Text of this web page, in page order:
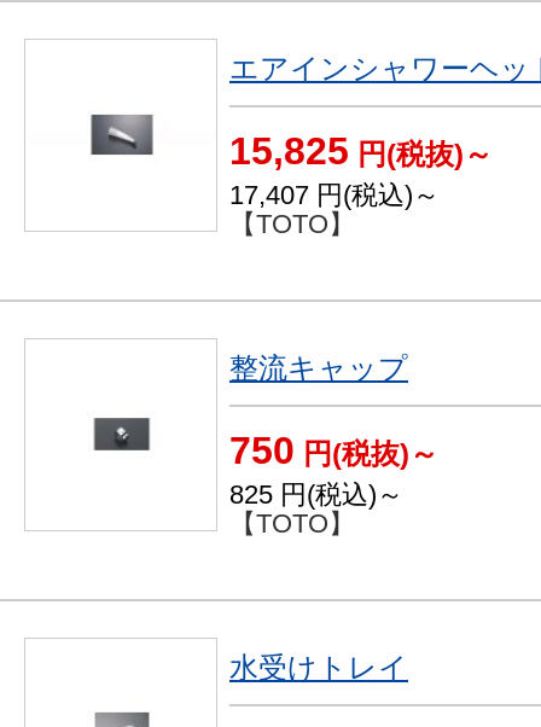
エアインシャワーヘッ
15,825 円(税抜)～
17,407 円(税込)～
【TOTO】
整流キャップ
750 円(税抜)～
825 円(税込)～
【TOTO】
水受けトレイ